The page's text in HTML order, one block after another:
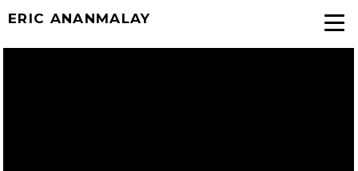
ERIC ANANMALAY